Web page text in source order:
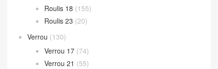
Roulis 18 (155)
Roulis 23 (20)
Verrou (130)
Verrou 17 (74)
Verrou 21 (55)